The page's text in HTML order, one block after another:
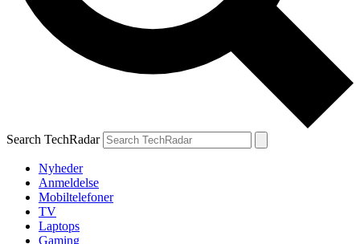
Search TechRadar
Nyheder
Anmeldelse
Mobiltelefoner
TV
Laptops
Gaming